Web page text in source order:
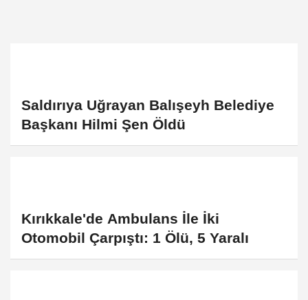
Saldırıya Uğrayan Balışeyh Belediye
Başkanı Hilmi Şen Öldü
Kırıkkale'de Ambulans İle İki
Otomobil Çarpıştı: 1 Ölü, 5 Yaralı